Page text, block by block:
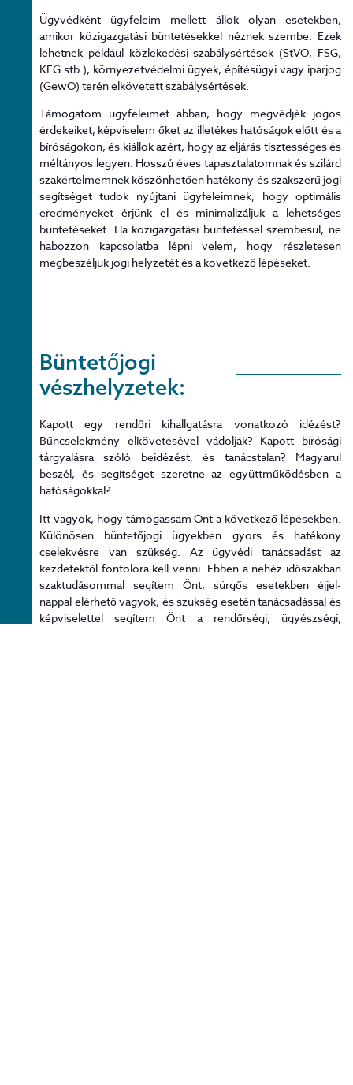
Ügyvédként ügyfeleim mellett állok olyan esetekben,
amikor közigazgatási büntetésekkel néznek szembe. Ezek
lehetnek például közlekedési szabálysértések (StVO, FSG,
KFG stb.), környezetvédelmi ügyek, építésügyi vagy iparjog
(GewO) terén elkövetett szabálysértések.
Támogatom ügyfeleimet abban, hogy megvédjék jogos
érdekeiket, képviselem őket az illetékes hatóságok előtt és a
bíróságokon, és kiállok azért, hogy az eljárás tisztességes és
méltányos legyen. Hosszú éves tapasztalatomnak és szilárd
szakértelmemnek köszönhetően hatékony és szakszerű jogi
segítséget tudok nyújtani ügyfeleimnek, hogy optimális
eredményeket érjünk el és minimalizáljuk a lehetséges
büntetéseket. Ha közigazgatási büntetéssel szembesül, ne
habozzon kapcsolatba lépni velem, hogy részletesen
megbeszéljük jogi helyzetét és a következő lépéseket.
Büntetőjogi
vészhelyzetek:
Kapott egy rendőri kihallgatásra vonatkozó idézést?
Bűncselekmény elkövetésével vádolják? Kapott bírósági
tárgyalásra szóló beidézést, és tanácstalan? Magyarul
beszél, és segítséget szeretne az együttműködésben a
hatóságokkal?
Itt vagyok, hogy támogassam Önt a következő lépésekben.
Különösen büntetőjogi ügyekben gyors és hatékony
cselekvésre van szükség. Az ügyvédi tanácsadást az
kezdetektől fontolóra kell venni. Ebben a nehéz időszakban
szaktudásommal segítem Önt, sürgős esetekben éjjel-
nappal elérhető vagyok, és szükség esetén tanácsadással és
képviselettel segítem Önt a rendőrségi, ügyészségi,